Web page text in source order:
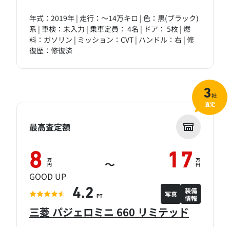
年式：2019年 | 走行：～14万キロ | 色：黒(ブラック)
系 | 車検：未入力 | 乗車定員： 4名 | ドア： 5枚 | 燃
料：ガソリン | ミッション：CVT | ハンドル：右 | 修
復歴：修復済
三菱 パジェロミニ 660 リミテッド
最高査定額
8 万
円 ～ 17 万
円
GOOD UP
4.2 PT 写真
装備
情報
3社
査定